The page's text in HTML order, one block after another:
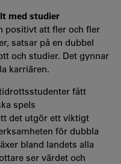
med studier
positivt att fler och fler
satsar på en dubbel
och studier. Det gynnar
karriären.
fått
spels
det utgör ett viktigt
för dubbla
bland landets alla
ser värdet och